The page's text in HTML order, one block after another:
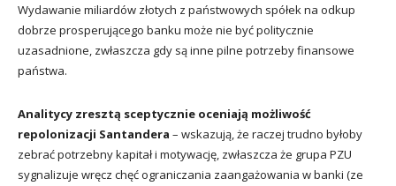
Wydawanie miliardów złotych z państwowych spółek na odkup
dobrze prosperującego banku może nie być politycznie
uzasadnione, zwłaszcza gdy są inne pilne potrzeby finansowe
państwa.
Analitycy zresztą sceptycznie oceniają możliwość
repolonizacji Santandera – wskazują, że raczej trudno byłoby
zebrać potrzebny kapitał i motywację, zwłaszcza że grupa PZU
sygnalizuje wręcz chęć ograniczania zaangażowania w banki (ze